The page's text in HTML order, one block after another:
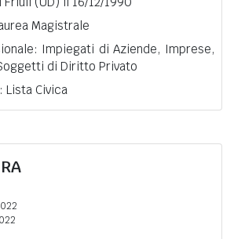
Magistrale
Impiegati di Aziende, Imprese,
di Diritto Privato
Lista Civica